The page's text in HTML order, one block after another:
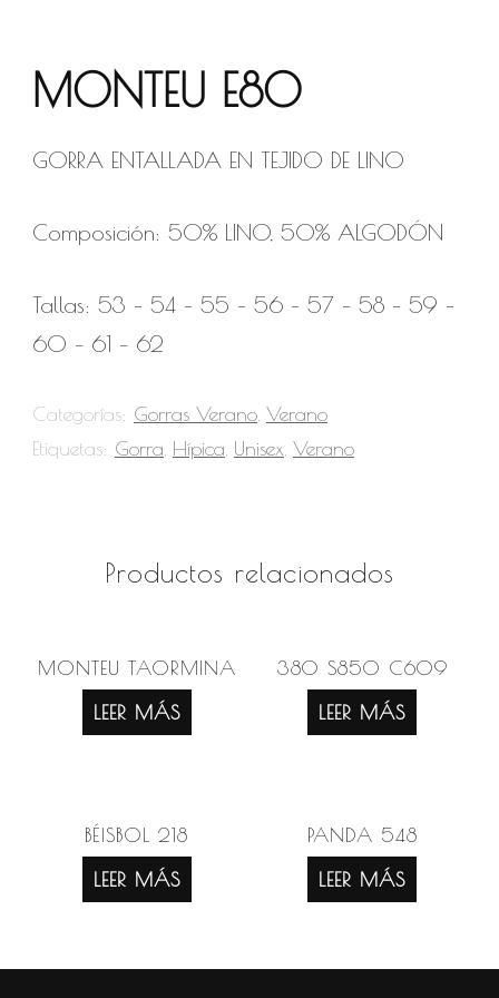
MONTEU E80
GORRA ENTALLADA EN TEJIDO DE LINO
Composición: 50% LINO, 50% ALGODÓN
Tallas: 53 – 54 – 55 – 56 – 57 – 58 – 59 –
60 – 61 – 62
Categorías: Gorras Verano Verano
Etiquetas: Gorra Hípica Unisex Verano
Productos relacionados
MONTEU TAORMINA
LEER MÁS
380 S850 C609
LEER MÁS
BÉISBOL 218
LEER MÁS
PANDA 548
LEER MÁS